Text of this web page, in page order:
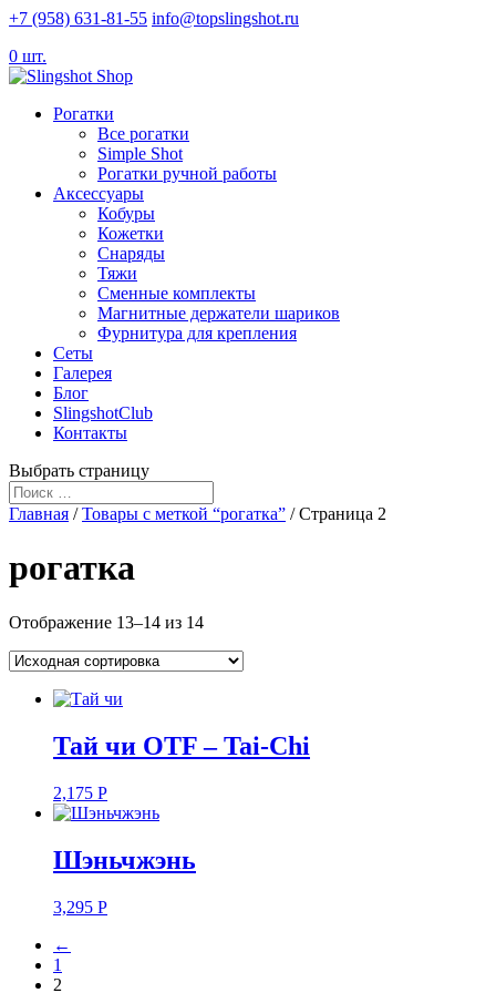
+7 (958) 631-81-55 info@topslingshot.ru
0 шт.
Рогатки
Все рогатки
Simple Shot
Рогатки ручной работы
Аксессуары
Кобуры
Кожетки
Снаряды
Тяжи
Сменные комплекты
Магнитные держатели шариков
Фурнитура для крепления
Сеты
Галерея
Блог
SlingshotClub
Контакты
Выбрать страницу
Главная /Товары с меткой “рогатка” / Страница 2
рогатка
Отображение 13–14 из 14
Тай чи OTF – Tai-Chi
2,175 Р
Шэньчжэнь
3,295 Р
←
1
2